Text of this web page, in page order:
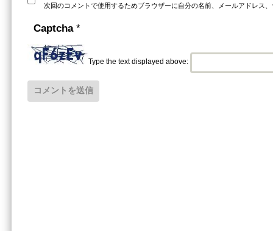
次回のコメントで使用するためブラウザーに自分の名前、メールアドレス
Captcha *
Type the text displayed above: